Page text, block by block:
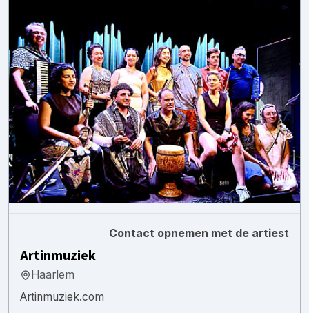
Contact opnemen met de artiest
Artinmuziek
Haarlem
Artinmuziek.com